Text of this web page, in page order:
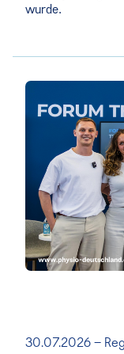
wurde.
30.07.2026 –